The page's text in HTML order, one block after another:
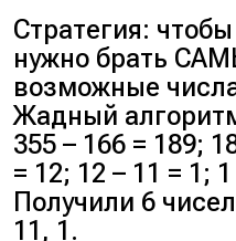
Стратегия:
нужно брать
возможные
Жадный
355 – 166 = 189;
= 12; 12 – 11 = 1;
Получили 6
11, 1.